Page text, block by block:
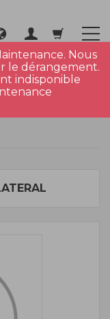
Nous
le dérangement.
indisponible